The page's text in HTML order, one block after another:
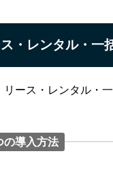
ス・レンタル・一
リース・レンタル・
の導入方法